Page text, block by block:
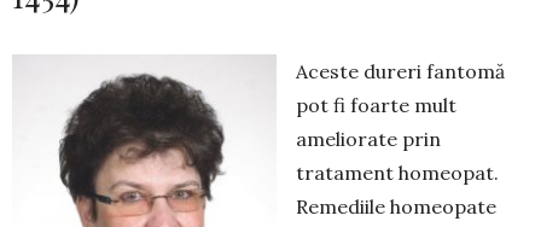
Aceste dureri fantomă
pot fi foarte mult
ameliorate prin
tratament homeopat.
Re­mediile homeopate